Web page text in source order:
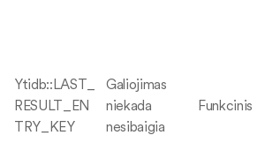
Ytidb::LAST_
RESULT_EN
TRY_KEY
Galiojimas
niekada
nesibaigia
Funkcinis